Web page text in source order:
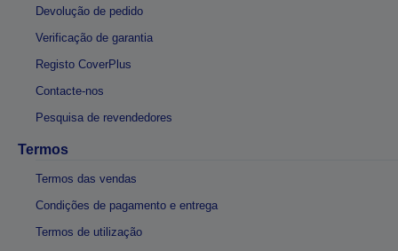
Devolução de pedido
Verificação de garantia
Registo CoverPlus
Contacte-nos
Pesquisa de revendedores
Termos
Termos das vendas
Condições de pagamento e entrega
Termos de utilização